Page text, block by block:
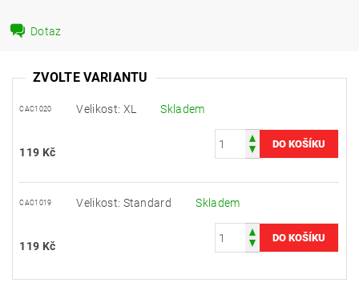
Dotaz
ZVOLTE VARIANTU
CAC1020 Velikost: XL Skladem
119 Kč
CAC1019 Velikost: Standard Skladem
119 Kč